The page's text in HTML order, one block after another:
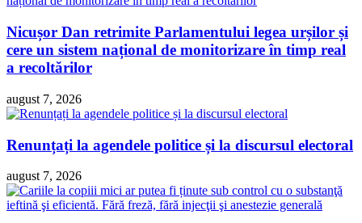
Nicușor Dan retrimite Parlamentului legea urșilor și
cere un sistem național de monitorizare în timp real
a recoltărilor
august 7, 2026
Renunțați la agendele politice și la discursul electoral
august 7, 2026